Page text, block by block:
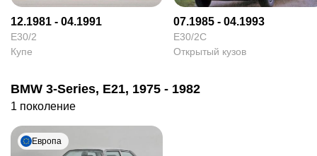
12.1981 - 04.1991
E30/2
Купе
07.1985 - 04.1993
E30/2C
Открытый кузов
BMW 3-Series, E21, 1975 - 1982
1 поколение
Европа